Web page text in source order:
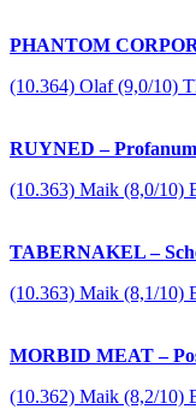
PHANTOM
(10.364) Olaf (9,0/10)
RUYNED –
(10.363) Maik (8,0/10)
TABERNAKEL –
(10.363) Maik (8,1/10)
MORBID MEAT –
(10.362) Maik (8,2/10)